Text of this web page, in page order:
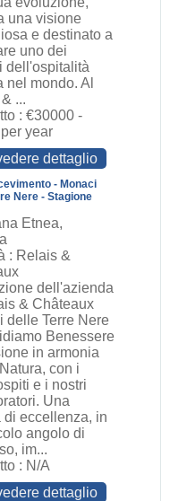
una visione
e destinato a
uno dei
dell'ospitalità
nel mondo. Al
...
: €30000 -
year
dettaglio
- Monaci
Nere - Stagione
Etnea,
: Relais &
dell'azienda
& Châteaux
delle Terre Nere
Benessere
in armonia
con i
e i nostri
Una
di eccellenza, in
angolo di
im...
: N/A
dettaglio